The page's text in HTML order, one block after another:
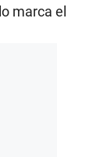
marca el